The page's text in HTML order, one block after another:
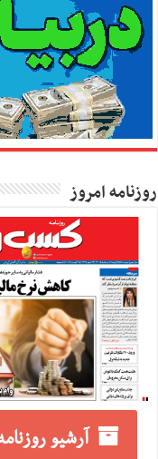
روزنامه امروز
آرشیو